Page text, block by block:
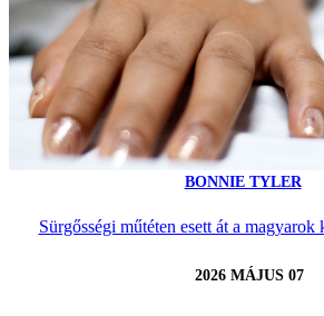
BONNIE TYLER
Sürgősségi műtéten esett át a magyarok
2026 MÁJUS 07